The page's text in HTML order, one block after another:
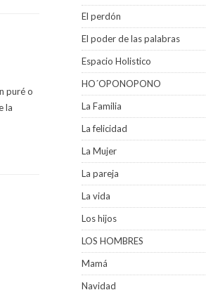
puré o
la
El perdón
El poder de las palabras
Espacio Holistico
HO´OPONOPONO
La Familia
La felicidad
La Mujer
La pareja
La vida
Los hijos
LOS HOMBRES
Mamá
Navidad